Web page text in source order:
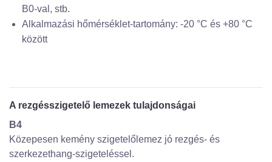
B0-val, stb.
Alkalmazási hőmérséklet-tartomány: -20 °C és +80 °C
között
A rezgésszigetelő lemezek tulajdonságai
B4
Közepesen kemény szigetelőlemez jó rezgés- és
szerkezethang-szigeteléssel.